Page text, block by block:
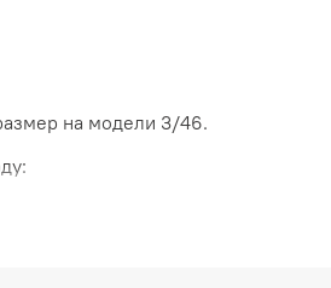
на модели 3/46.